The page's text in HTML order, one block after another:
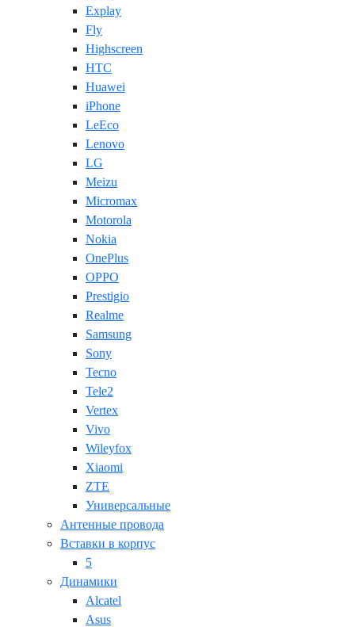
Explay
Fly
Highscreen
HTC
Huawei
iPhone
LeEco
Lenovo
LG
Meizu
Micromax
Motorola
Nokia
OnePlus
OPPO
Prestigio
Realme
Samsung
Sony
Tecno
Tele2
Vertex
Vivo
Wileyfox
Xiaomi
ZTE
Универсальные
Антенные провода
Вставки в корпус
5
Динамики
Alcatel
Asus